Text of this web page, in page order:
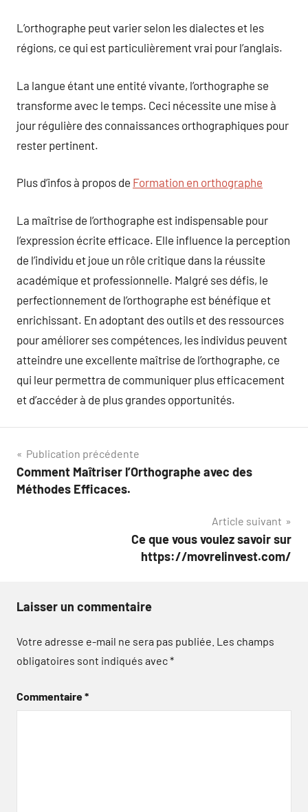
L’orthographe peut varier selon les dialectes et les
régions, ce qui est particulièrement vrai pour l’anglais.
La langue étant une entité vivante, l’orthographe se
transforme avec le temps. Ceci nécessite une mise à
jour régulière des connaissances orthographiques pour
rester pertinent.
Plus d’infos à propos de Formation en orthographe
La maîtrise de l’orthographe est indispensable pour
l’expression écrite efficace. Elle influence la perception
de l’individu et joue un rôle critique dans la réussite
académique et professionnelle. Malgré ses défis, le
perfectionnement de l’orthographe est bénéfique et
enrichissant. En adoptant des outils et des ressources
pour améliorer ses compétences, les individus peuvent
atteindre une excellente maîtrise de l’orthographe, ce
qui leur permettra de communiquer plus efficacement
et d’accéder à de plus grandes opportunités.
Navigation
de
Publication précédente
Comment Maîtriser l’Orthographe avec des
Méthodes Efficaces.
Article suivant
Ce que vous voulez savoir sur
https://movrelinvest.com/
Laisser un commentaire
Votre adresse e-mail ne sera pas publiée. Les champs
obligatoires sont indiqués avec*
Commentaire*